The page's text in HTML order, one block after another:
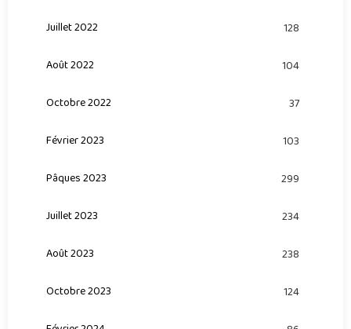
Juillet 2022 128
Août 2022 104
Octobre 2022 37
Février 2023 103
Pâques 2023 299
Juillet 2023 234
Août 2023 238
Octobre 2023 124